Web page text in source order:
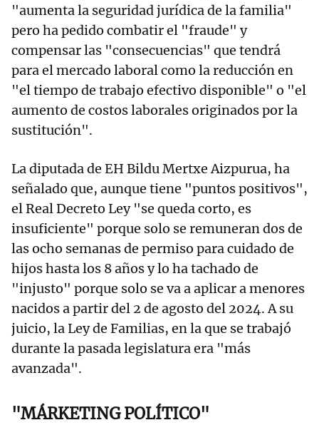
"aumenta la seguridad jurídica de la familia"
pero ha pedido combatir el "fraude" y
compensar las "consecuencias" que tendrá
para el mercado laboral como la reducción en
"el tiempo de trabajo efectivo disponible" o "el
aumento de costos laborales originados por la
sustitución".
La diputada de EH Bildu Mertxe Aizpurua, ha
señalado que, aunque tiene "puntos positivos",
el Real Decreto Ley "se queda corto, es
insuficiente" porque solo se remuneran dos de
las ocho semanas de permiso para cuidado de
hijos hasta los 8 años y lo ha tachado de
"injusto" porque solo se va a aplicar a menores
nacidos a partir del 2 de agosto del 2024. A su
juicio, la Ley de Familias, en la que se trabajó
durante la pasada legislatura era "más
avanzada".
"MÁRKETING POLÍTICO"